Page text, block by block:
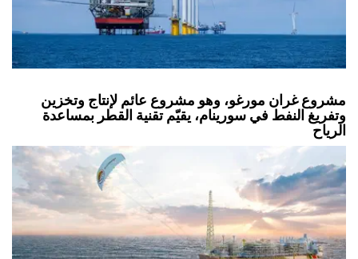
مشروع غران مورغو، وهو مشروع عائم لإنتاج وتخزين
وتفريغ النفط في سورينام، يقيّم تقنية القطر بمساعدة
الرياح